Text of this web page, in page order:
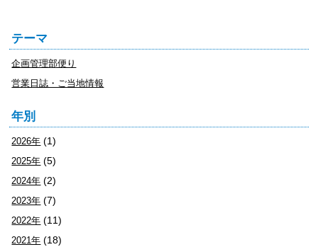
テーマ
企画管理部便り
営業日誌・ご当地情報
年別
2026年 (1)
2025年 (5)
2024年 (2)
2023年 (7)
2022年 (11)
2021年 (18)